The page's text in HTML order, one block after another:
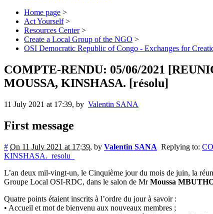
Home page >
Act Yourself >
Resources Center >
Create a Local Group of the NGO >
OSI Democratic Republic of Congo - Exchanges for
COMPTE-RENDU: 05/06/2021
MOUSSA, KINSHASA. [résolu]
11 July 2021 at 17:39, by Valentin SANA
First message
# On 11 July 2021 at 17:39, by Valentin SANA Replying to:
KINSHASA._resolu_
L’an deux mil-vingt-un, le Cinquième jour du mois de juin, la
Groupe Local OSI-RDC, dans le salon de MrMoussa
Quatre points étaient inscrits à l’ordre du jour à savoir :
• Accueil et mot de bienvenu aux nouveaux membres ;